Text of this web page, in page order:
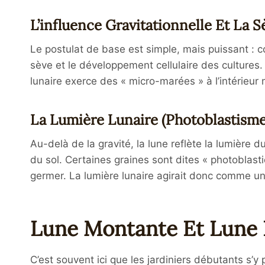
L’influence Gravitationnelle Et La
Le postulat de base est simple, mais puissant :
sève et le développement cellulaire des
lunaire exerce des « micro-marées » à
La Lumière Lunaire
Au-delà de la gravité, la lune reflète la lumière
du sol. Certaines graines sont dites «
germer. La lumière lunaire agirait donc comme
Lune Montante Et Lune
C’est souvent ici que les jardiniers débutants